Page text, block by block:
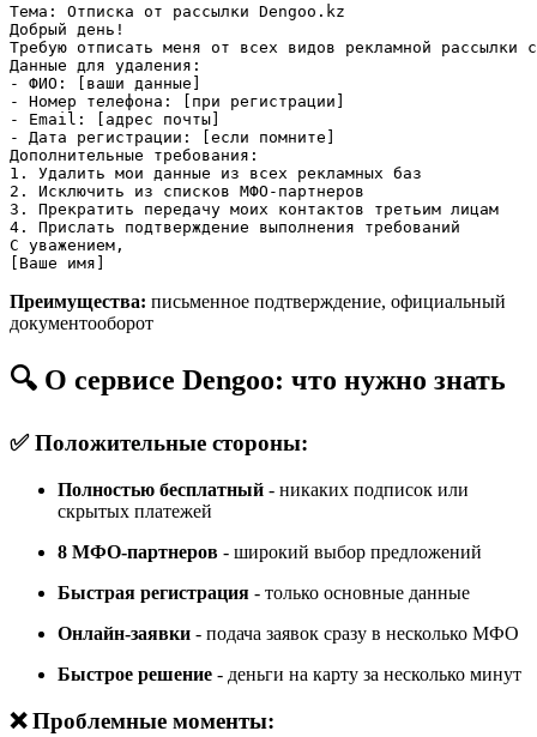
Тема: Отписка от рассылки Dengoo.kz
Добрый день!
Требую отписать меня от всех видов рекламной рассылки
Данные для удаления:
- ФИО: [ваши данные]
- Номер телефона: [при регистрации]
- Email: [адрес почты]
- Дата регистрации: [если помните]
Дополнительные требования:
1. Удалить мои данные из всех рекламных баз
2. Исключить из списков МФО-партнеров
3. Прекратить передачу моих контактов третьим лицам
4. Прислать подтверждение выполнения требований
С уважением,
[Ваше имя]
Преимущества: письменное подтверждение, официальный
документооборот
🔍 О сервисе Dengoo: что нужно знать
✅ Положительные стороны:
Полностью бесплатный - никаких подписок или
скрытых платежей
8 МФО-партнеров - широкий выбор предложений
Быстрая регистрация - только основные данные
Онлайн-заявки - подача заявок сразу в несколько МФО
Быстрое решение - деньги на карту за несколько минут
❌ Проблемные моменты: